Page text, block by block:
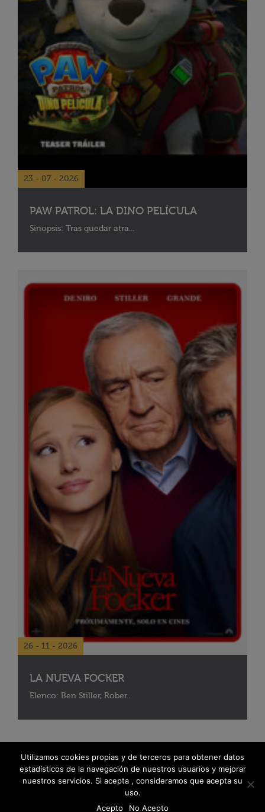
23 - 07 - 2026
PAW PATROL: LA DINO PELÍCULA
Sinopsis: Tras quedar atra...
26 - 11 - 2026
LA NUEVA FOCKER
Elenco: Ben Stiller, Rober...
Utilizamos cookies propias y de terceros para obtener datos
estadísticos de la navegación de nuestros usuarios y mejorar
nuestros servicios. Si acepta , consideramos que acepta su
uso.
Acepto
No Acepto